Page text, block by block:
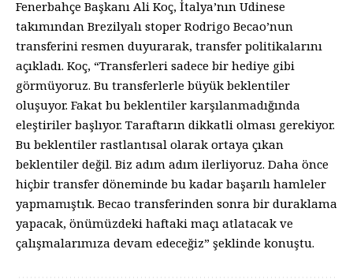
Fenerbahçe Başkanı Ali Koç, İtalya’nın Udinese
takımından Brezilyalı stoper Rodrigo Becao’nun
transferini resmen duyurarak, transfer politikalarını
açıkladı. Koç, “Transferleri sadece bir hediye gibi
görmüyoruz. Bu transferlerle büyük beklentiler
oluşuyor. Fakat bu beklentiler karşılanmadığında
eleştiriler başlıyor. Taraftarın dikkatli olması gerekiyor.
Bu beklentiler rastlantısal olarak ortaya çıkan
beklentiler değil. Biz adım adım ilerliyoruz. Daha önce
hiçbir transfer döneminde bu kadar başarılı hamleler
yapmamıştık. Becao transferinden sonra bir duraklama
yapacak, önümüzdeki haftaki maçı atlatacak ve
çalışmalarımıza devam edeceğiz” şeklinde konuştu.